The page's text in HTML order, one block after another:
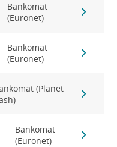
Bankomat
(Euronet)
Bankomat
(Euronet)
(Planet
Bankomat
(Euronet)